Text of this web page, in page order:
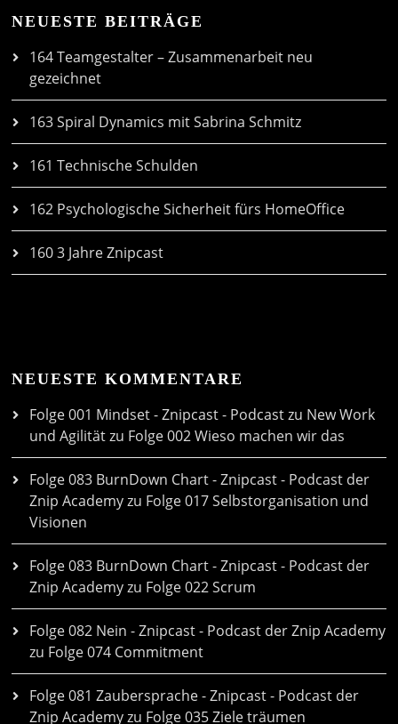
NEUESTE BEITRÄGE
164 Teamgestalter – Zusammenarbeit neu
gezeichnet
163 Spiral Dynamics mit Sabrina Schmitz
161 Technische Schulden
162 Psychologische Sicherheit fürs HomeOffice
160 3 Jahre Znipcast
NEUESTE KOMMENTARE
Folge 001 Mindset - Znipcast - Podcast zu New Work
und Agilitätzu Folge 002 Wieso machen wir das
Folge 083 BurnDown Chart - Znipcast - Podcast der
Znip Academyzu Folge 017 Selbstorganisation und
Visionen
Folge 083 BurnDown Chart - Znipcast - Podcast der
Znip Academyzu Folge 022 Scrum
Folge 082 Nein - Znipcast - Podcast der Znip Academy
zu Folge 074 Commitment
Folge 081 Zaubersprache - Znipcast - Podcast der
Znip Academyzu Folge 035 Ziele träumen